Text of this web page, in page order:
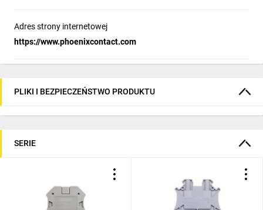
Adres strony internetowej
https://www.phoenixcontact.com
PLIKI I BEZPIECZEŃSTWO PRODUKTU
SERIE